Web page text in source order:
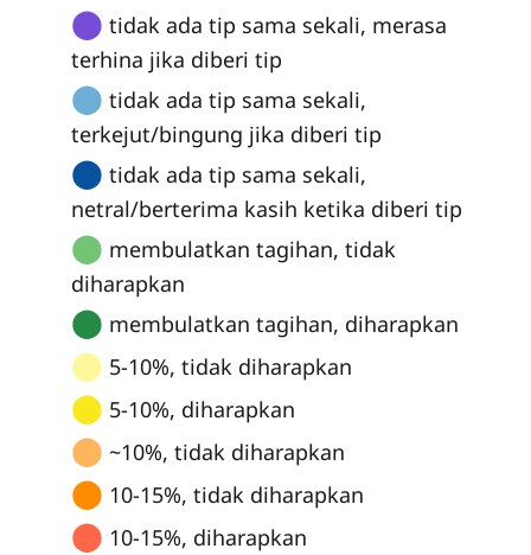
⬤ tidak ada tip sama sekali, merasa
terhina jika diberi tip
⬤ tidak ada tip sama sekali,
terkejut/bingung jika diberi tip
⬤ tidak ada tip sama sekali,
netral/berterima kasih ketika diberi tip
⬤ membulatkan tagihan, tidak
diharapkan
⬤ membulatkan tagihan, diharapkan
⬤ 5-10%, tidak diharapkan
⬤ 5-10%, diharapkan
⬤ ~10%, tidak diharapkan
⬤ 10-15%, tidak diharapkan
⬤ 10-15%, diharapkan